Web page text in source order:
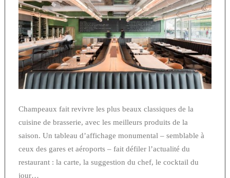
Champeaux fait revivre les plus beaux classiques de la
cuisine de brasserie, avec les meilleurs produits de la
saison. Un tableau d’affichage monumental – semblable à
ceux des gares et aéroports – fait défiler l’actualité du
restaurant : la carte, la suggestion du chef, le cocktail du
jour…